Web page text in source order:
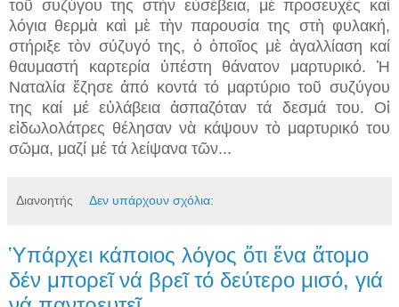
τοῦ συζύγου της στὴν εὐσέβεια, μὲ προσευχὲς καὶ
λόγια θερμὰ καὶ μὲ τὴν παρουσία της στὴ φυλακή,
στήριξε τὸν σύζυγό της, ὁ ὁποῖος μὲ ἀγαλλίαση καί
θαυμαστή καρτερία ὑπέστη θάνατον μαρτυρικό. Ἡ
Ναταλία ἔζησε ἀπό κοντά τό μαρτύριο τοῦ συζύγου
της καί μέ εὐλάβεια ἀσπαζόταν τά δεσμά του. Οἱ
εἰδωλολάτρες θέλησαν νὰ κάψουν τὸ μαρτυρικό του
σῶμα, μαζί μέ τά λείψανα τῶν...
Διανοητής Δεν υπάρχουν σχόλια:
Ὑπάρχει κάποιος λόγος ὅτι ἕνα ἄτομο
δέν μπορεῖ νά βρεῖ τό δεύτερο μισό, γιά